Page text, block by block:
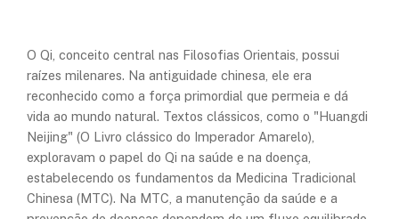
O Qi, conceito central nas Filosofias Orientais, possui
raízes milenares. Na antiguidade chinesa, ele era
reconhecido como a força primordial que permeia e dá
vida ao mundo natural. Textos clássicos, como o "Huangdi
Neijing" (O Livro clássico do Imperador Amarelo),
exploravam o papel do Qi na saúde e na doença,
estabelecendo os fundamentos da Medicina Tradicional
Chinesa (MTC). Na MTC, a manutenção da saúde e a